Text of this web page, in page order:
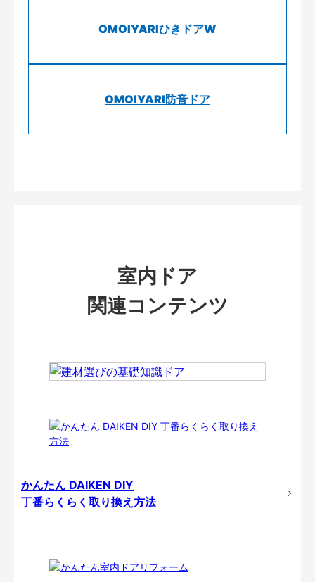
OMOIYARIひきドアW
OMOIYARI防音ドア
室内ドア
関連コンテンツ
かんたん DAIKEN DIY
丁番らくらく取り換え方法